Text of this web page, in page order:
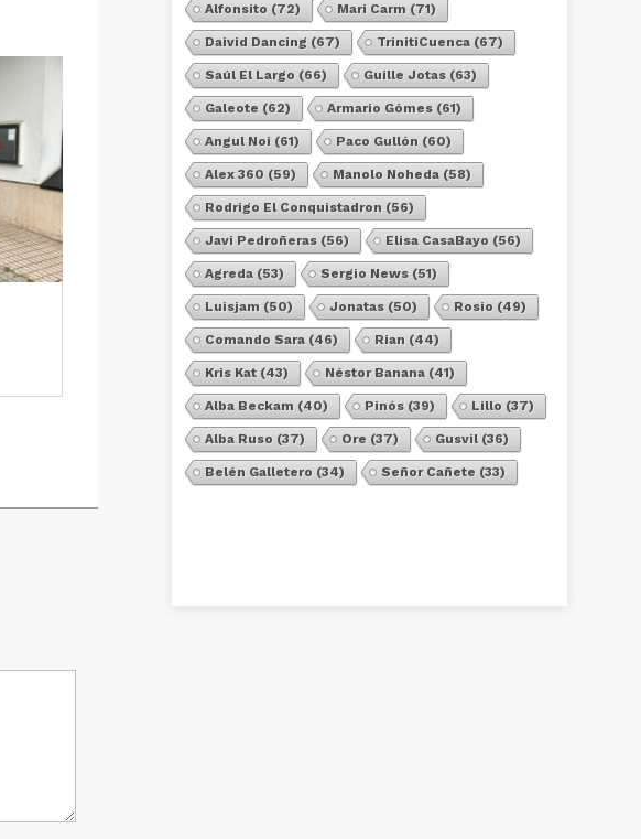
Alfonsito (72) Mari Carm (71)
Daivid Dancing (67) TrinitiCuenca (67)
Saúl El Largo (66) Guille Jotas (63)
Galeote (62) Armario Gómes (61)
Angul Noi (61) Paco Gullón (60)
Alex 360 (59) Manolo Noheda (58)
Rodrigo El Conquistadron (56)
Javi Pedroñeras (56) Elisa CasaBayo (56)
Agreda (53) Sergio News (51)
Luisjam (50) Jonatas (50) Rosio (49)
Comando Sara (46) Rian (44)
Kris Kat (43) Néstor Banana (41)
Alba Beckam (40) Pinós (39) Lillo (37)
Alba Ruso (37) Ore (37) Gusvil (36)
Belén Galletero (34) Señor Cañete (33)